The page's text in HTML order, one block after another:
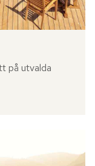
på utvalda